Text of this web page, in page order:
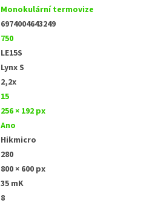
Monokulární termovize
6974004643249
750
LE15S
Lynx S
2,2x
15
256 × 192 px
Ano
Hikmicro
280
800 × 600 px
35 mK
8